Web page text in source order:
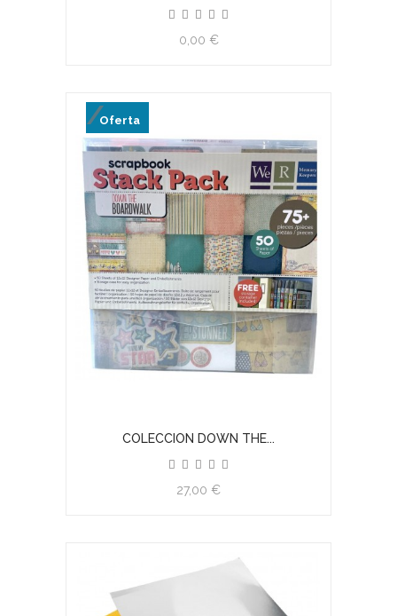
0,00 €
Oferta
COLECCION DOWN THE...
27,00 €